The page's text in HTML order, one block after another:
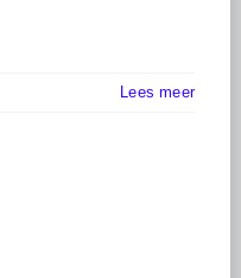
Lees meer